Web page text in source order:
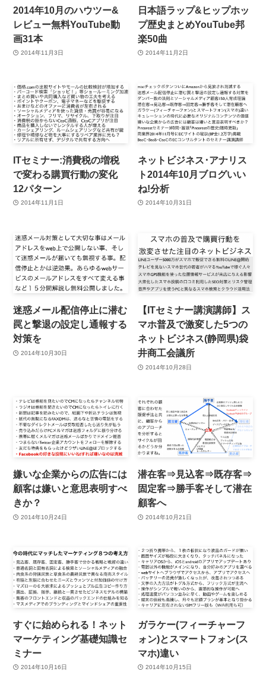
2014年10月のハウツー&
レビュー無料YouTube動
画31本
2014年11月3日
日本語ラップ&ヒップホッ
プ歴史まとめYouTube邦
楽50曲
2014年11月2日
ITセミナー:消費税の増税
で変わる購買行動の変化
12パターン
2014年11月1日
ネットビジネス･アナリス
ト2014年10月ブログいい
ね!分析
2014年10月31日
迷惑メール配信停止に潜む
罠と撃退の設定し通報する
対策を
2014年10月30日
【ITセミナー講演講師】ス
マホ普及で激変した5つの
ネットビジネス(静岡県)袋
井商工会議所
2014年10月28日
嫌いな企業からの広告には
顧客は嫌いと意思表明すべ
きか？
2014年10月24日
潜在客⇒見込客⇒既存客⇒
固定客⇒勝手客そして潜在
顧客へ
2014年10月21日
すぐに始められる！ネット
マーケティング基礎知識セ
ミナー
2014年10月16日
ガラケー(フィーチャーフ
ォン)とスマートフォン(ス
マホ)違い
2014年10月15日